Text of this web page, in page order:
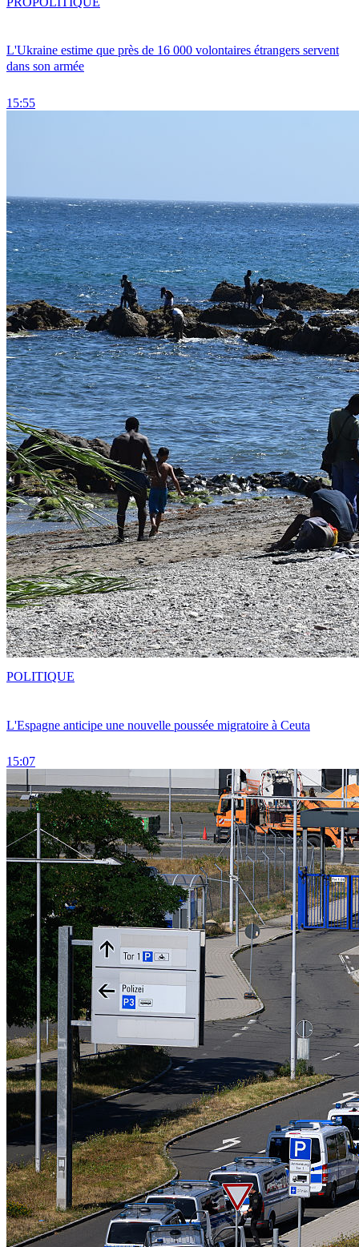
L'Ukraine estime que près de 16 000 volontaires étrangers servent
dans son armée
15:55
L'Espagne anticipe une nouvelle poussée migratoire à Ceuta
15:07
POLITIQUE